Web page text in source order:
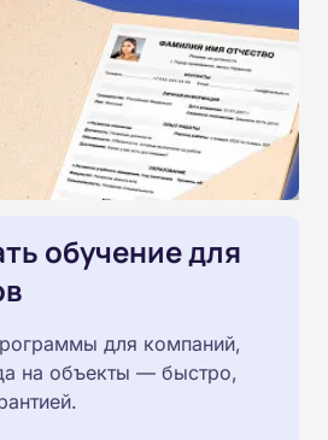
обучение для
для компаний,
на объекты — быстро,